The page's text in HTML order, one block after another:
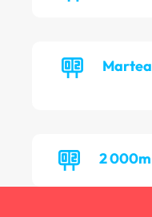
2 000m